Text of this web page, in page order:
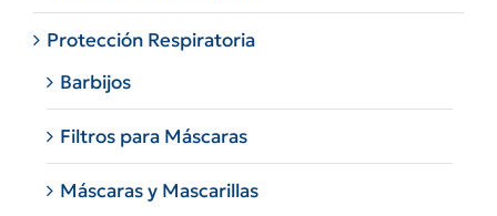
Protección Respiratoria
Barbijos
Filtros para Máscaras
Máscaras y Mascarillas